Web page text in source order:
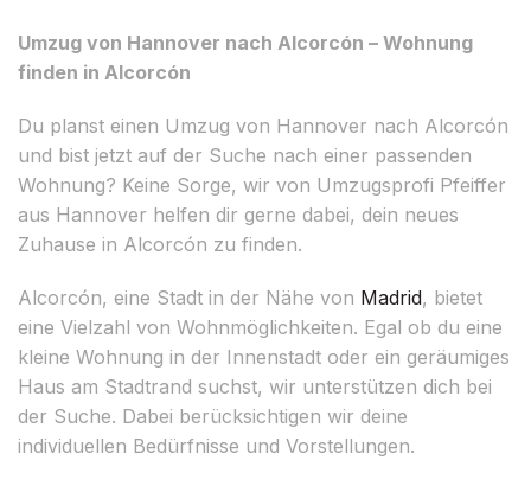
Umzug von Hannover nach Alcorcón – Wohnung
finden in Alcorcón
Du planst einen Umzug von Hannover nach Alcorcón
und bist jetzt auf der Suche nach einer passenden
Wohnung? Keine Sorge, wir von Umzugsprofi Pfeiffer
aus Hannover helfen dir gerne dabei, dein neues
Zuhause in Alcorcón zu finden.
Alcorcón, eine Stadt in der Nähe von Madrid, bietet
eine Vielzahl von Wohnmöglichkeiten. Egal ob du eine
kleine Wohnung in der Innenstadt oder ein geräumiges
Haus am Stadtrand suchst, wir unterstützen dich bei
der Suche. Dabei berücksichtigen wir deine
individuellen Bedürfnisse und Vorstellungen.